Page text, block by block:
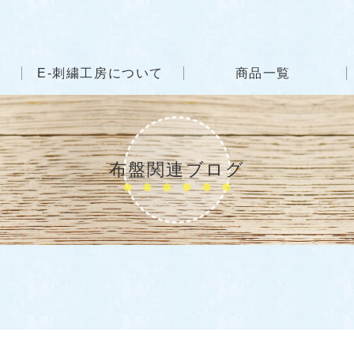
E-刺繍工房について 商品一覧
布盤関連ブログ